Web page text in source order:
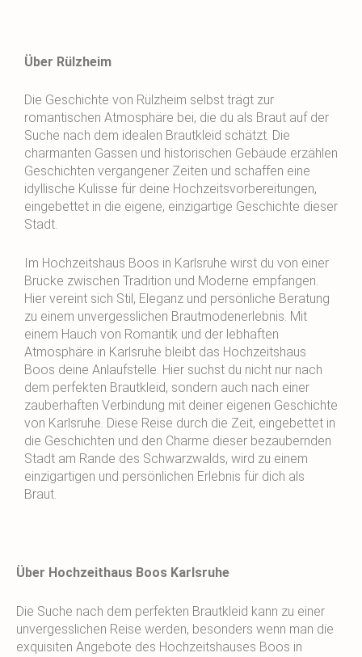
Über Rülzheim
Die Geschichte von Rülzheim selbst trägt zur
romantischen Atmosphäre bei, die du als Braut auf der
Suche nach dem idealen Brautkleid schätzt. Die
charmanten Gassen und historischen Gebäude erzählen
Geschichten vergangener Zeiten und schaffen eine
idyllische Kulisse für deine Hochzeitsvorbereitungen,
eingebettet in die eigene, einzigartige Geschichte dieser
Stadt.
Im Hochzeitshaus Boos in Karlsruhe wirst du von einer
Brücke zwischen Tradition und Moderne empfangen.
Hier vereint sich Stil, Eleganz und persönliche Beratung
zu einem unvergesslichen Brautmodenerlebnis. Mit
einem Hauch von Romantik und der lebhaften
Atmosphäre in Karlsruhe bleibt das Hochzeitshaus
Boos deine Anlaufstelle. Hier suchst du nicht nur nach
dem perfekten Brautkleid, sondern auch nach einer
zauberhaften Verbindung mit deiner eigenen Geschichte
von Karlsruhe. Diese Reise durch die Zeit, eingebettet in
die Geschichten und den Charme dieser bezaubernden
Stadt am Rande des Schwarzwalds, wird zu einem
einzigartigen und persönlichen Erlebnis für dich als
Braut.
Über Hochzeithaus Boos Karlsruhe
Die Suche nach dem perfekten Brautkleid kann zu einer
unvergesslichen Reise werden, besonders wenn man die
exquisiten Angebote des Hochzeitshauses Boos in